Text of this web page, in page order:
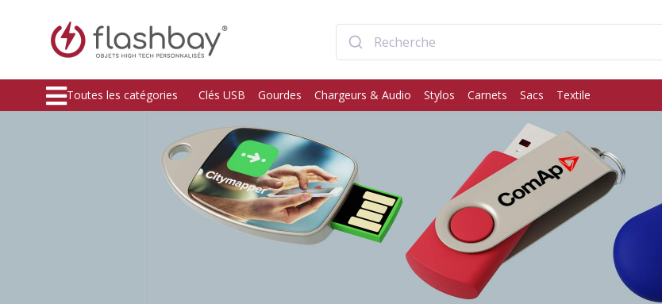
Toutes les catégories Clés USB Gourdes Chargeurs & Audio Stylos Carnets Sacs Textile